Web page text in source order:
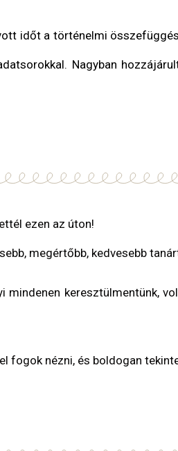
időt a történelmi
Nagyban
ezen az úton!
megértőbb, kedvesebb
mindenen keresztülmentünk,
fogok nézni, és boldogan